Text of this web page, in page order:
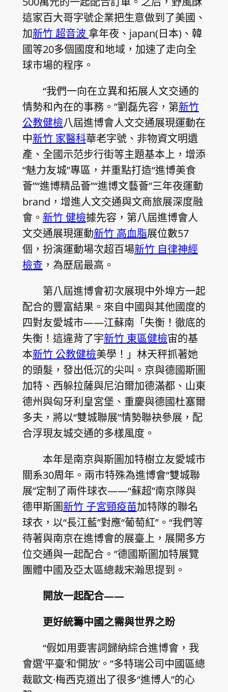
這家百大哥字號企業把生意做到了美國、
加新竹 超音波 拿年夜、japan(日本)、韓
國等20多個國度和地域，加速了走向全
球市場的程序。
“我們一向在立異和拓展人文交通的
情勢和內在的事務。”劉磊先容，第新竹
公教健檢八屆進博會人文交通展現運動在
中新竹 家醫科華老字號、非物資文明遺
產、全國示范步行街等主題基本上，增添
“魅力友城”專區，并重點打造“進博美食
薈”“進博精品薈”“進博文藝薈”三年夜運動
brand，增進人文交通與文商旅展深度融
會。 新竹 健檢據先容，第八屆進博會人
文交通展現運動新竹 高血脂展位數57
個，扮演運動場次超百場新竹 自律神經
檢查 ，為歷屆最高。
第八屆進博會初次展現中外埠方一起
配合的豐富結果。來自中國與其他國度的
四對友愛城市——江蘇南「失衡！徹底的
失衡！這違背了宇新竹 東區健檢宙的基
本新竹 公教健檢美學！」林天秤抓著她
的頭髮，發出低沉的尖叫。京與德國斯圖
加特、西躲拉薩與尼泊爾加德滿都、山東
德州與匈牙利皇宮堡、重慶與德國杜塞爾
多夫，將以“雙城聯展”情勢聯袂參展，配
合浮現友城交通的多樣風度。
本年是南京與斯圖加特樹立友愛城市
關系30周年。兩市特殊為進博會“雙城聯
展”定制了兩件球衣——“蘇超”南京隊與
德甲斯圖新竹 子宮頸疫苗加特隊的聯名
球衣，以“長江藍”對應“葡萄紅”。“我們等
待著與南京在進博會的展臺上，展開多方
位交通與一起配合。”德國斯圖加特展覽
團體中國及亞太區總裁宋瀚思提到。
開放一起配合——
更好統籌中國之需與世界之盼
“假如用要害詞歸納綜合進博會，我
會選‘平臺’和‘開放’。”多特瑞公司中國區總
裁歐文·梅西克道出了很多“進博人”的心